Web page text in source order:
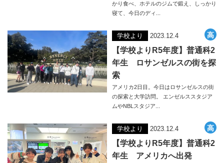
かり食べ、ホテルのジムで鍛え、しっかり
寝て、今日のディ...
学校より 2023.12.4
【学校よりR5年度】普通科2
年生 ロサンゼルスの街を探
索
アメリカ2日目。今日はロサンゼルスの街
の探索と大学訪問。 エンゼルススタジア
ムやNBLスタジア...
学校より 2023.12.4
【学校よりR5年度】普通科2
年生 アメリカへ出発